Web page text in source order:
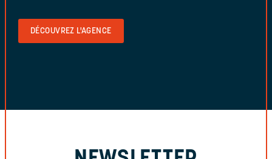
DÉCOUVREZ L'AGENCE